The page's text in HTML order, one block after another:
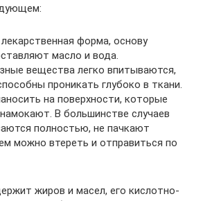
форма, основу
масло и вода.
вещества легко впитываются,
проникать глубоко в ткани.
на поверхности, которые
В большинстве случаев
полностью, не пачкают
можно втереть и отправиться по
жиров и масел, его кислотно-